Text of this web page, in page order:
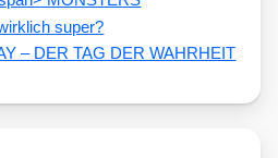
super?
– DER TAG DER WAHRHEIT